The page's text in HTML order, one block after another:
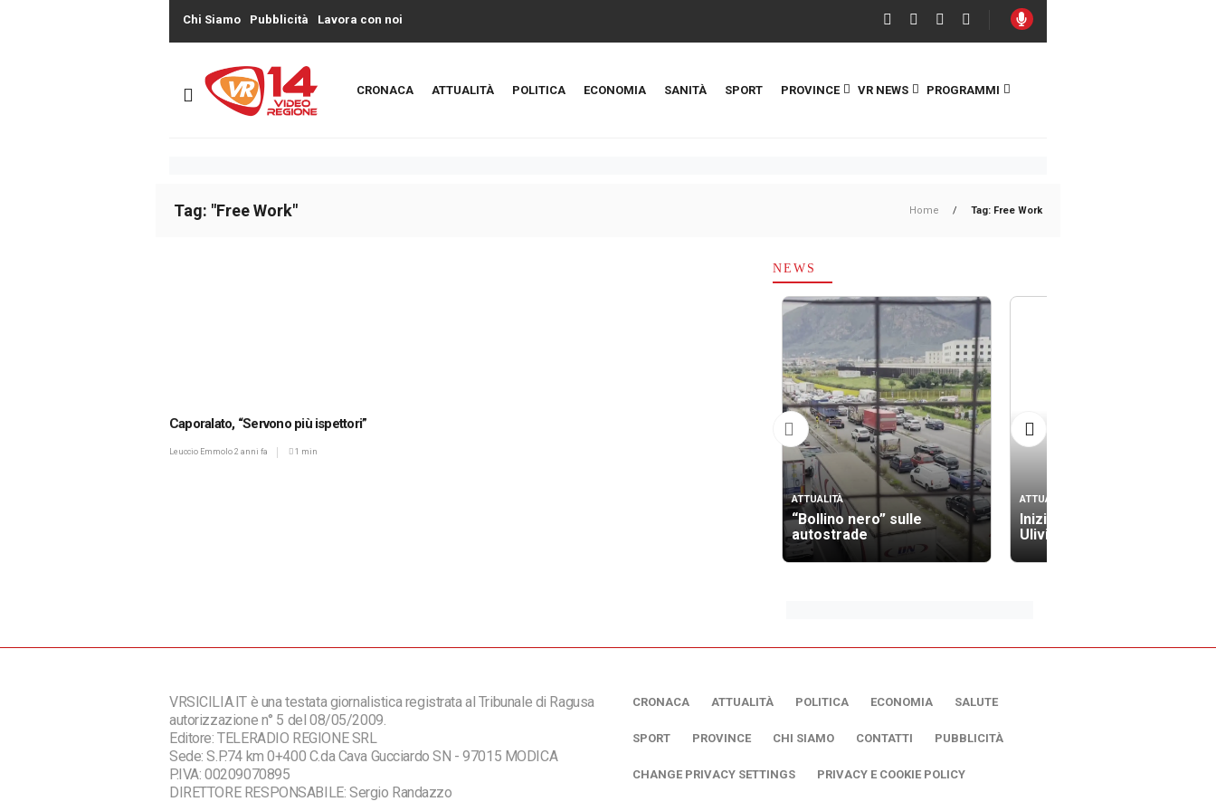
Chi Siamo Pubblicità Lavora con noi
CRONACA ATTUALITÀ POLITICA ECONOMIA SANITÀ SPORT PROVINCE VR NEWS PROGRAMMI
Tag: "Free Work" Home / Tag: Free Work
Caporalato, “Servono più ispettori”
Leuccio Emmolo 2 anni fa 1 min
NEWS
ATTUALITÀ
“Bollino nero” sulle
autostrade
ATTUALITÀ
Iniziati i lavori in via degli
Ulivi
VRSICILIA.IT è una testata giornalistica registrata al Tribunale di Ragusa
autorizzazione n° 5 del 08/05/2009.
Editore: TELERADIO REGIONE SRL
Sede: S.P.74 km 0+400 C.da Cava Gucciardo SN - 97015 MODICA
P.IVA: 00209070895
DIRETTORE RESPONSABILE: Sergio Randazzo
CRONACA ATTUALITÀ POLITICA ECONOMIA SALUTE
SPORT PROVINCE CHI SIAMO CONTATTI PUBBLICITÀ
CHANGE PRIVACY SETTINGS PRIVACY E COOKIE POLICY